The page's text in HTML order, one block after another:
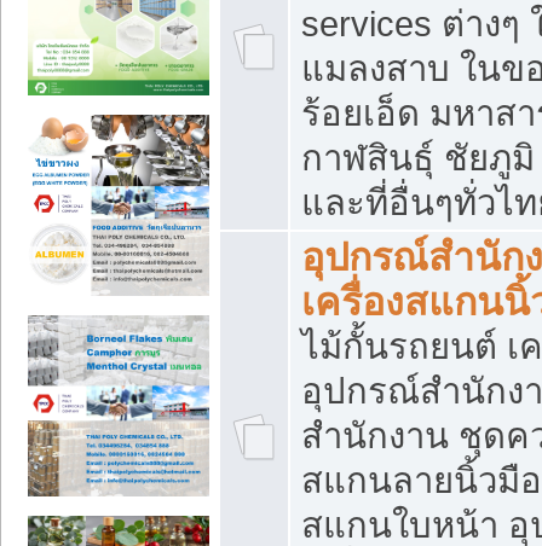
services ต่าง
แมลงสาบ ใน
ร้อยเอ็ด มหาส
กาฬสินธุ์ ชัยภู
และที่อื่นๆทั่วไ
อุปกรณ์สำนัก
เครื่องสแกนนิ้
ไม้กั้นรถยนต์ เ
อุปกรณ์สำนักง
สำนักงาน ชุดค
สแกนลายนิ้วมื
สแกนใบหน้า